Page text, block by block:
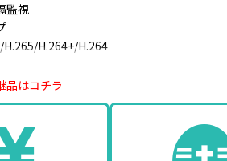
監視
H.264+/H.264
HDCVI: 1080p、720p
電力 本体25W + HDDの電力
(mm)
はコチラ